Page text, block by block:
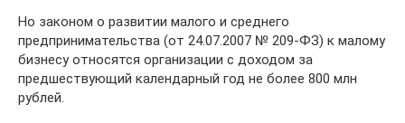
Но законом о развитии малого и среднего
предпринимательства (от 24.07.2007 № 209-ФЗ) к малому
бизнесу относятся организации с доходом за
предшествующий календарный год не более 800 млн
рублей.